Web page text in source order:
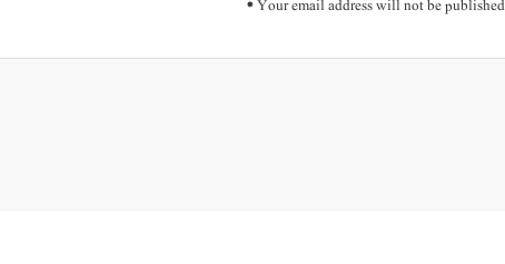
Your email address will not be
*